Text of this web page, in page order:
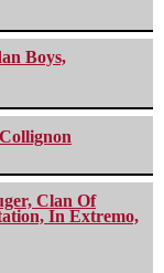
Boys,
Clan Of
In Extremo,